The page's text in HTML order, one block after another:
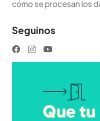
cómo se procesan los
Seguinos